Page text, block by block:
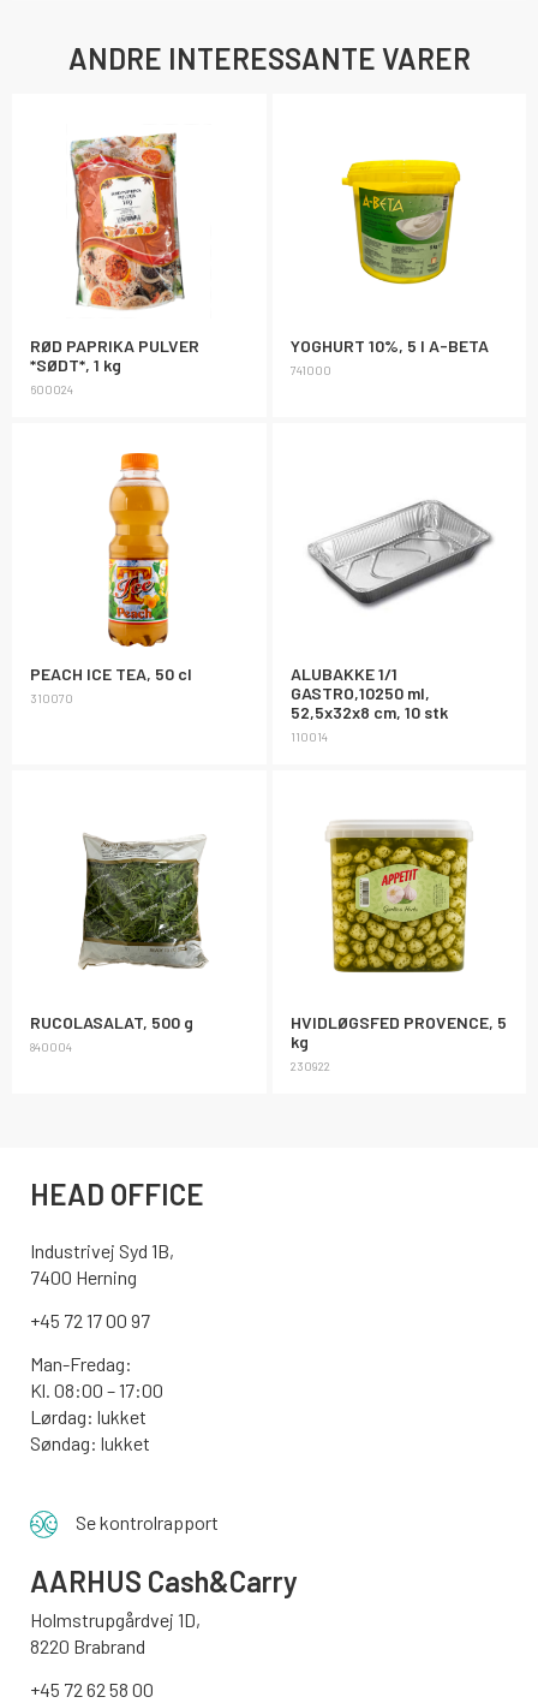
ANDRE INTERESSANTE VARER
RØD PAPRIKA PULVER
*SØDT*, 1 kg
600024
YOGHURT 10%, 5 l A-BETA
741000
PEACH ICE TEA, 50 cl
310070
ALUBAKKE 1/1
GASTRO,10250 ml,
52,5x32x8 cm, 10 stk
110014
RUCOLASALAT, 500 g
840004
HVIDLØGSFED PROVENCE, 5
kg
230922
HEAD OFFICE
Industrivej Syd 1B,
7400 Herning
+45 72 17 00 97
Man-Fredag:
Kl. 08:00 – 17:00
Lørdag: lukket
Søndag: lukket
Se kontrolrapport
AARHUS Cash&Carry
Holmstrupgårdvej 1D,
8220 Brabrand
+45 72 62 58 00